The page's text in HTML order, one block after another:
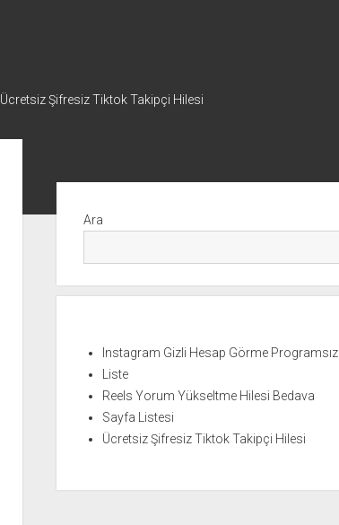
Ücretsiz Şifresiz Tiktok Takipçi Hilesi
Menü
Ara
Instagram Gizli Hesap Görme Programsız
Liste
Reels Yorum Yükseltme Hilesi Bedava
Sayfa Listesi
Ücretsiz Şifresiz Tiktok Takipçi Hilesi